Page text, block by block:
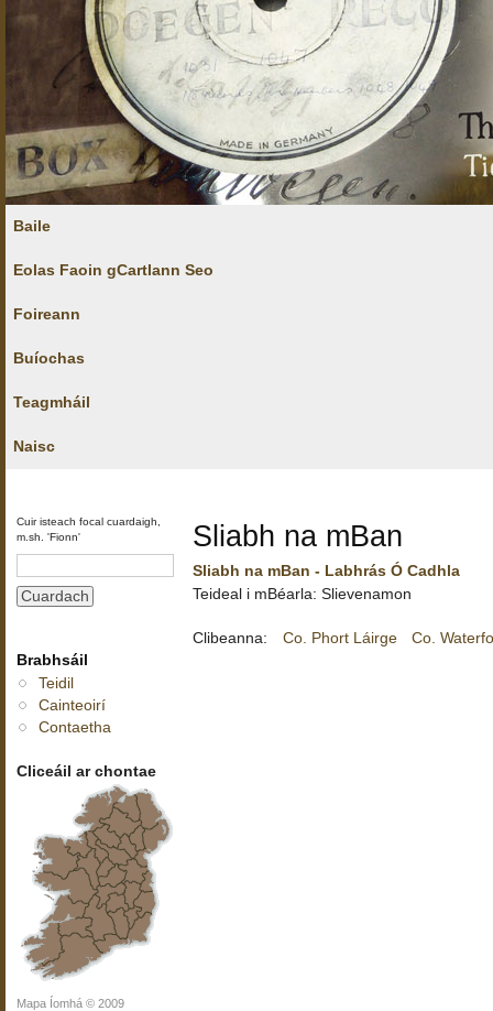
Baile
Eolas Faoin gCartlann Seo
Foireann
Buíochas
Teagmháil
Naisc
Cuir isteach focal cuardaigh,
m.sh. 'Fionn'
Brabhsáil
Teidil
Cainteoirí
Contaetha
Cliceáil ar chontae
Mapa Íomhá © 2009
Sliabh na mBan
Sliabh na mBan - Labhrás Ó Cadhla
Teideal i mBéarla: Slievenamon
Clibeanna: Co. Phort Láirge Co.